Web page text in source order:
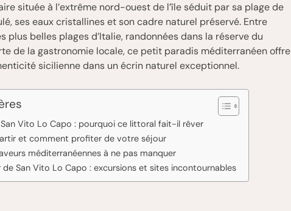
située à l’extrême nord-ouest de l’île séduit par sa plage de
ses eaux cristallines et son cadre naturel préservé. Entre
plus belles plages d’Italie, randonnées dans la réserve du
de la gastronomie locale, ce petit paradis méditerranéen offre
sicilienne dans un écrin naturel exceptionnel.
Vito Lo Capo : pourquoi ce littoral fait-il rêver
et comment profiter de votre séjour
méditerranéennes à ne pas manquer
San Vito Lo Capo : excursions et sites incontournables